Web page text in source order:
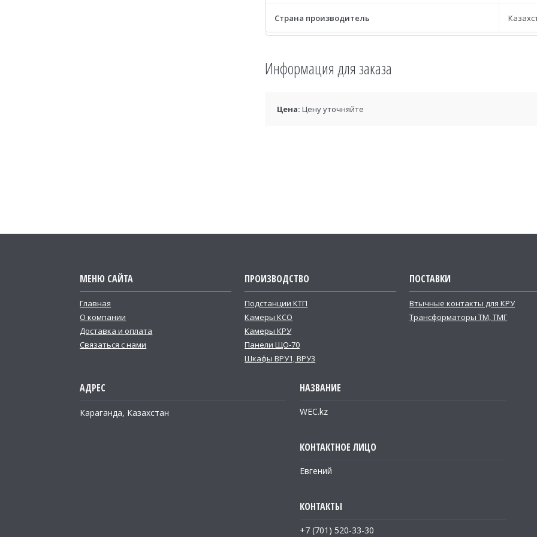
Страна производитель
Информация для заказа
Цена: Цену уточняйте
МЕНЮ САЙТА
Главная
О компании
Доставка и оплата
Связаться с нами
ПРОИЗВОДСТВО
Подстанции КТП
Камеры КСО
Камеры КРУ
Панели ЩО-70
Шкафы ВРУ1, ВРУ3
ПОСТАВКИ
Втычные контакты для КРУ
Трансформаторы ТМ, ТМГ
Караганда, Казахстан WEC.kz
Евгений
+7 (701) 520-33-30